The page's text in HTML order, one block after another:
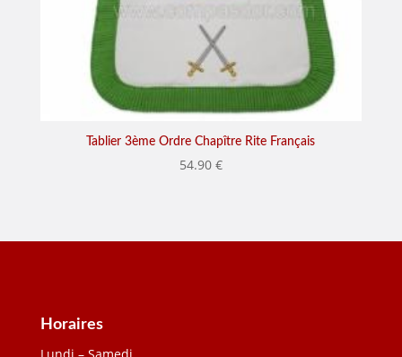
Tablier 3ème Ordre Chapître Rite Français
54.90 €
Horaires